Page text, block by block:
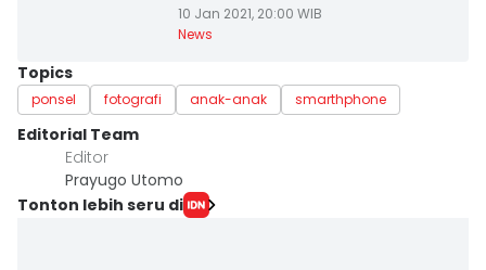
10 Jan 2021, 20:00 WIB
News
Topics
ponsel fotografi anak-anak smarthphone
Editorial Team
Editor
Prayugo Utomo
Tonton lebih seru di